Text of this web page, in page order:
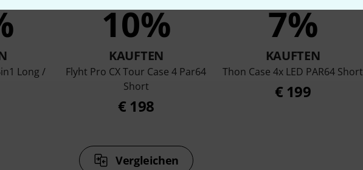
Long /
10%
KAUFTEN
Flyht Pro CX Tour Case 4 Par64
Short
€ 198
7%
KAUFTEN
Thon Case 4x LED PAR64 Short
€ 199
Vergleichen